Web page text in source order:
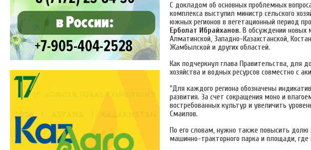
С докладом об основных проблемных
комплекса выступил министр сельского
южных регионов в вегетационный период
Ерболат Ибрайханов. В обсуждении новых
Алматинской, Западно-Казахстанской,
Жамбылской и других областей.
Как подчеркнул глава Правительства, для
хозяйства и водных ресурсов совместно с
"Для каждого региона обозначены
развития. За счет сокращения моно и
востребованных культур и увеличить
Смаилов.
По его словам, нужно также повысить долю
машинно-тракторного парка и площади,